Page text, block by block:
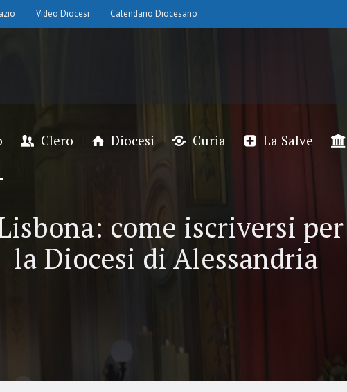
Video Diocesi Calendario Diocesano
Clero Diocesi Curia La Salve
come iscriversi
la Diocesi di Alessandria